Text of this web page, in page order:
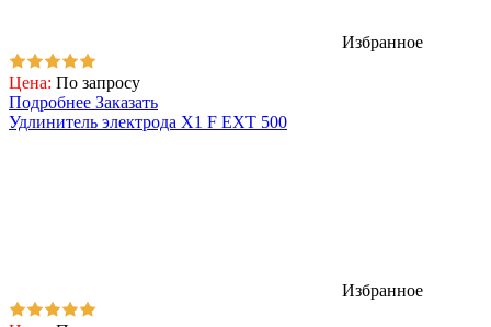
Избранное
Цена: По запросу
Подробнее Заказать
Удлинитель электрода Х1 F EXT 500
Избранное